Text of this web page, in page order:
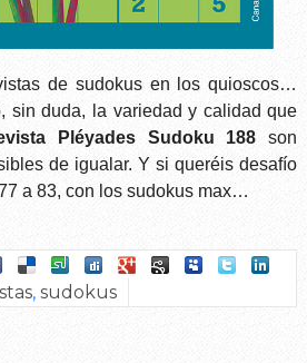
de sudokus en los quioscos…
sin duda, la variedad y calidad que
Pléyades Sudoku 188 son
de igualar. Y si queréis desafío
a 83, con los sudokus max…
, sudokus